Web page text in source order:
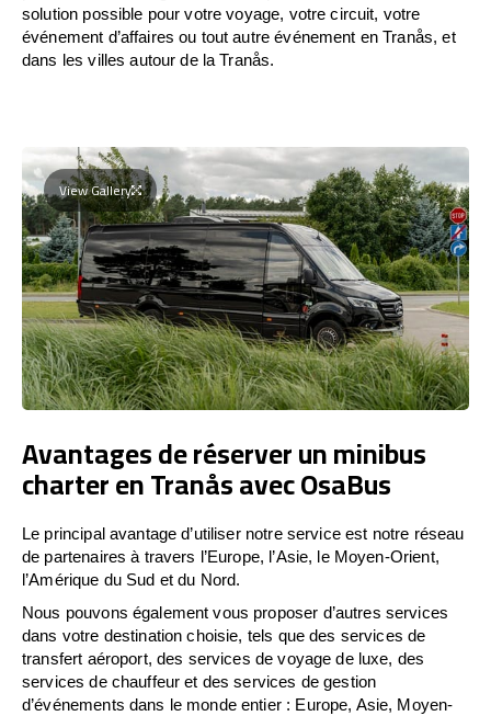
solution possible pour votre voyage, votre circuit, votre
événement d’affaires ou tout autre événement en Tranås, et
dans les villes autour de la Tranås.
View Gallery
Avantages de réserver un minibus
charter en Tranås avec OsaBus
Le principal avantage d’utiliser notre service est notre réseau
de partenaires à travers l’Europe, l’Asie, le Moyen-Orient,
l’Amérique du Sud et du Nord.
Nous pouvons également vous proposer d’autres services
dans votre destination choisie, tels que des services de
transfert aéroport, des services de voyage de luxe, des
services de chauffeur et des services de gestion
d’événements dans le monde entier : Europe, Asie, Moyen-